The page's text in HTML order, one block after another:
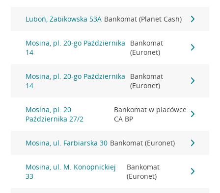
Luboń, Żabikowska 53A Bankomat (Planet Cash)
Mosina, pl. 20-go Października
14
Bankomat
(Euronet)
Mosina, pl. 20-go Października
14
Bankomat
(Euronet)
Mosina, pl. 20
Października 27/2
Bankomat w placówce
CA BP
Mosina, ul. Farbiarska 30 Bankomat (Euronet)
Mosina, ul. M. Konopnickiej
33
Bankomat
(Euronet)